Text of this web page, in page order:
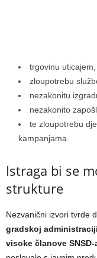
trgovinu uticajem,
zloupotrebu
nezakonitu
nezakonito
te zloupotrebu
kampanjama.
Istraga bi se
strukture
Nezvanični izvori tvrde
gradskoj administraciji
visoke članove SNSD-